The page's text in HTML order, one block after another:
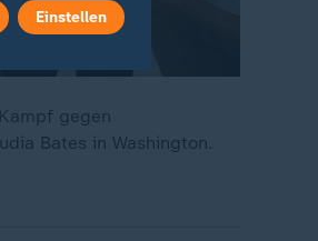
gegen
Bates in Washington.
Einstellen